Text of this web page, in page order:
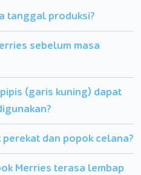
tanggal produksi?
sebelum masa
(garis kuning) dapat
dan popok celana?
Merries terasa lembap